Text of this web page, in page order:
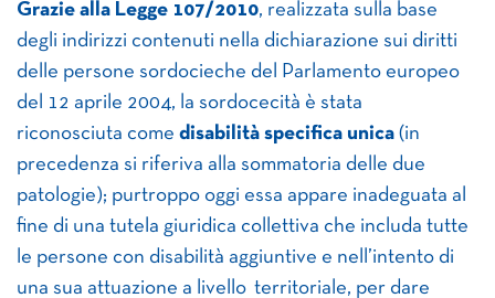
Grazie alla Legge 107/2010, realizzata sulla base
degli indirizzi contenuti nella dichiarazione sui diritti
delle persone sordocieche del Parlamento europeo
del 12 aprile 2004, la sordocecità è stata
riconosciuta come disabilità specifica unica (in
precedenza si riferiva alla sommatoria delle due
patologie); purtroppo oggi essa appare inadeguata al
fine di una tutela giuridica collettiva che includa tutte
le persone con disabilità aggiuntive e nell’intento di
una sua attuazione a livello territoriale, per dare